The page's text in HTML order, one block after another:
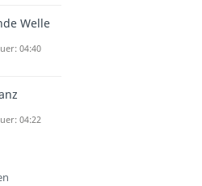
Welle
04:40
04:22